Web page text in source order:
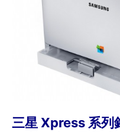
三星 Xpress 系列